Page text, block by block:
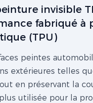
invisible
fabriqué à
(TPU)
peintes
extérieures telles
en préservant la
utilisée pour la